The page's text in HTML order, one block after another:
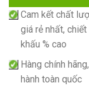
Cam kết chất
giá rẻ nhất, chiết
khấu % cao
Hàng chính
hành toàn quốc